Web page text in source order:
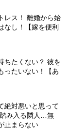
レス！ 離婚から始
なし！【嫁を便利
ちたくない？ 彼を
ったいない！【あ
絶対悪いと思って
み入る隣人…無
止まらない